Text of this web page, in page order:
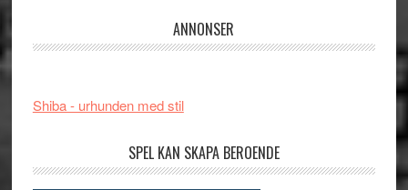
ANNONSER
Shiba - urhunden med stil
SPEL KAN SKAPA BEROENDE